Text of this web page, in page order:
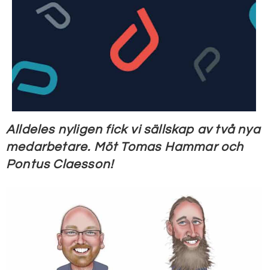
Alldeles nyligen fick vi sällskap av två nya
medarbetare. Möt Tomas Hammar och
Pontus Claesson!